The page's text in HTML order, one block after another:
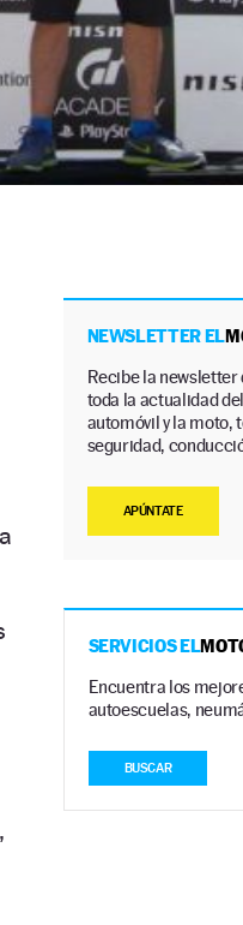
NEWSLETTER EL
Recibe la newsletter
toda la actualidad
automóvil y la moto,
seguridad,
APÚNTATE
SERVICIOS EL
Encuentra los
autoescuelas,
BUSCAR